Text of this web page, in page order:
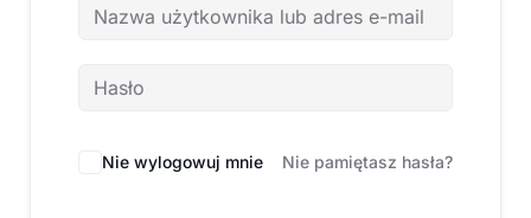
Nie wylogowuj mnie Nie pamiętasz hasła?